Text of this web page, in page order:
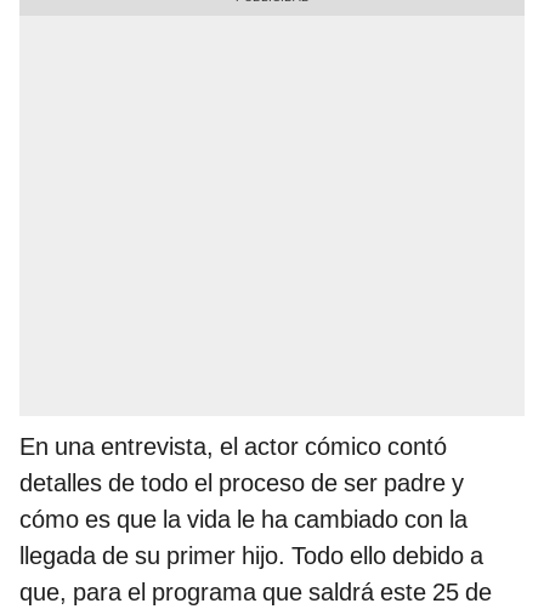
En una entrevista, el actor cómico contó
detalles de todo el proceso de ser padre y
cómo es que la vida le ha cambiado con la
llegada de su primer hijo. Todo ello debido a
que, para el programa que saldrá este 25 de